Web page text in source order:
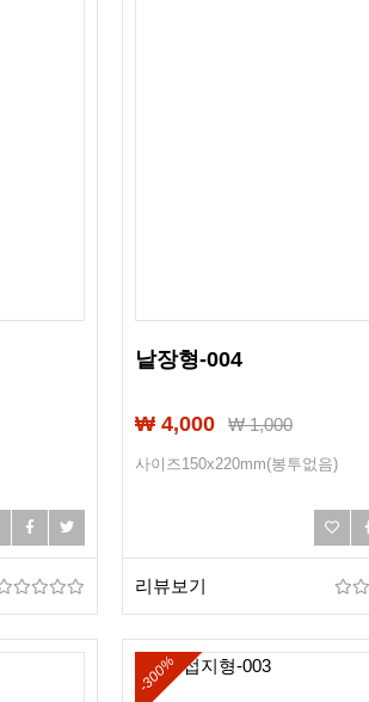
낱장형-004
₩ 4,000 ₩1,000
사이즈150x220mm(봉투없음)
리뷰보기
-300%